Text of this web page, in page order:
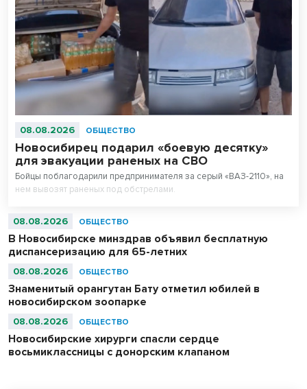
08.08.2026 ОБЩЕСТВО
Новосибирец подарил «боевую десятку»
для эвакуации раненых на СВО
Бойцы поблагодарили предпринимателя за серый «ВАЗ-2110», на
нем вывозят раненых под обстрелами.
08.08.2026 ОБЩЕСТВО
В Новосибирске минздрав объявил бесплатную
диспансеризацию для 65-летних
08.08.2026 ОБЩЕСТВО
Знаменитый орангутан Бату отметил юбилей в
новосибирском зоопарке
08.08.2026 ОБЩЕСТВО
Новосибирские хирурги спасли сердце
восьмиклассницы с донорским клапаном